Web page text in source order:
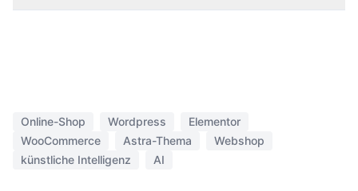
Online-Shop Wordpress
Elementor
WooCommerce
Astra-Thema
Webshop
künstliche Intelligenz
AI